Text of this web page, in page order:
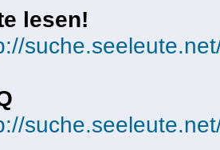
lesen!